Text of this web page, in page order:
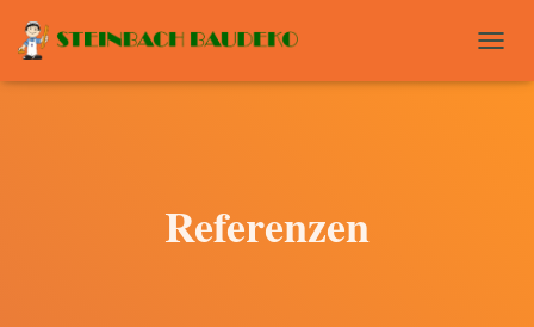
O
Referenzen